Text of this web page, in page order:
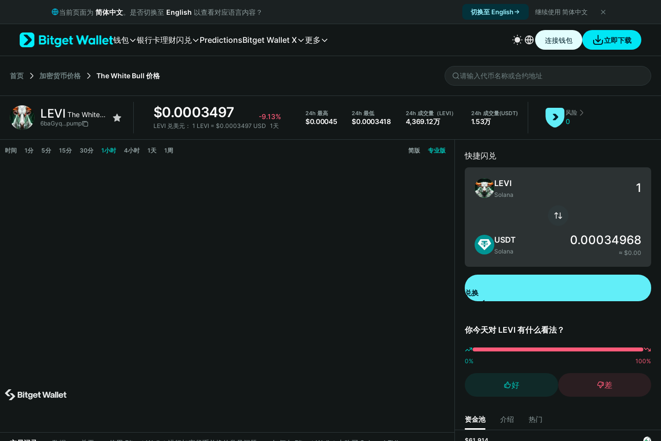
Русский
Italiano
简体中文
繁體中文
Bahasa Indonesia
当前页面为 简体中文。是否切换至 English 以查看对应语言内容？ 切换至 English 继续使用 简体中文
钱包 银行卡理财闪兑 PredictionsBitget Wallet X 更多 连接钱包 立即下载
首页 加密货币价格 The White Bull 价格
LEVI The White Bull
6baGyq...pump
$0.0003497 -9.13%
LEVI 兑美元： 1 LEVI = $0.0003497 USD 1天
24h 最高
$0.00045
24h 最低
$0.0003418
24h 成交量（LEVI）
4,369.12万
24h 成交量(USDT)
1.53万
风险
0
LEVI 价格走势图
时间 1分 5分 15分 30分 1小时 4小时 1天 1周 简版 专业版
快捷闪兑
LEVI
Solana
USDT
Solana
0.00034968
≈ $0.00
兑换
你今天对 LEVI 有什么看法？
0% 100%
好 差
资金池 介绍 热门